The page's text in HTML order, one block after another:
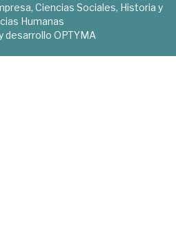
Ciencias Sociales, Historia y
Humanas
desarrollo OPTYMA